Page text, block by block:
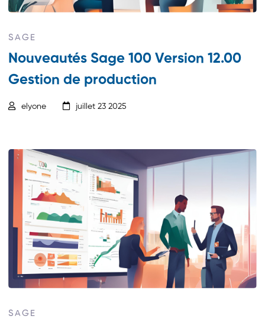
SAGE
Nouveautés Sage 100 Version 12.00
Gestion de production
elyone juillet 23 2025
SAGE